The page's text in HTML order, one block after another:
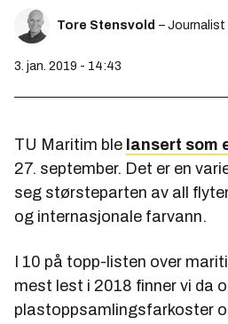
Tore Stensvold – Journalist
3. jan. 2019 - 14:43
TU Maritim ble lansert som
27. september. Det er en
seg størsteparten av all
og internasjonale farvann.
I 10 på topp-listen over
mest lest i 2018 finner vi da
plastoppsamlingsfarkoster